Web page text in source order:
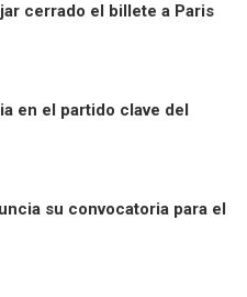
cerrado el billete a Paris
en el partido clave del
su convocatoria para el